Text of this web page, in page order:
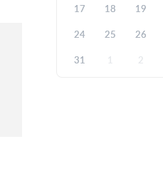
17 18 19
24 25 26
31 1 2